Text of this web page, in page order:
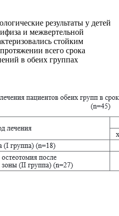
результаты у детей
и межвертельной
стойким
всего срока
в обеих группах